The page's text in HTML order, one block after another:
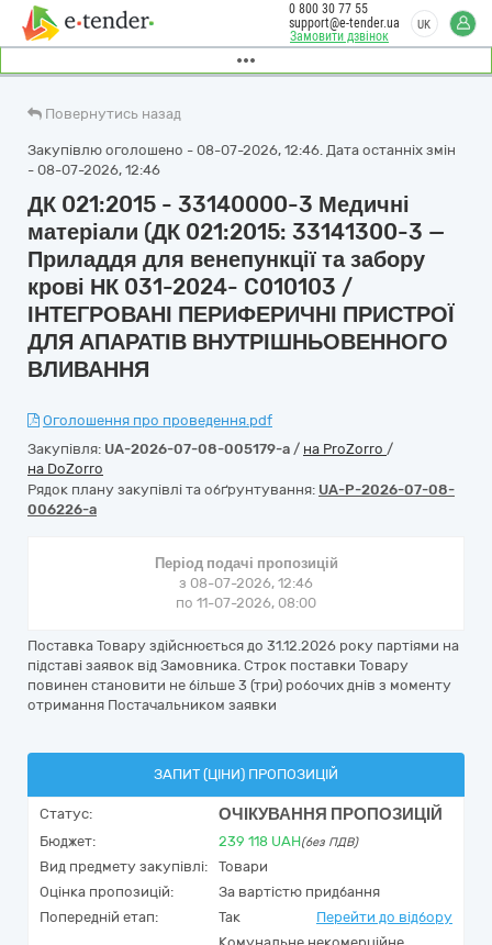
Замовити дзвінок
0 800 30 77 55
support@e-tender.ua
UK
Повернутись назад
Закупівлю оголошено - 08-07-2026, 12:46. Дата останніх змін
- 08-07-2026, 12:46
ДК 021:2015 - 33140000-3 Медичні
матеріали (ДК 021:2015: 33141300-3 —
Приладдя для венепункції та забору
крові НК 031-2024- C010103 /
ІНТЕГРОВАНІ ПЕРИФЕРИЧНІ ПРИСТРОЇ
ДЛЯ АПАРАТІВ ВНУТРІШНЬОВЕННОГО
ВЛИВАННЯ
Оголошення про проведення.pdf
Закупівля: UA-2026-07-08-005179-a / на ProZorro /
на DoZorro
Рядок плану закупівлі та обґрунтування: UA-P-2026-07-08-
006226-a
Період подачі пропозицій
з 08-07-2026, 12:46
по 11-07-2026, 08:00
Поставка Товару здійснюється до 31.12.2026 року партіями на
підставі заявок від Замовника. Строк поставки Товару
повинен становити не більше 3 (три) робочих днів з моменту
отримання Постачальником заявки
ЗАПИТ (ЦІНИ) ПРОПОЗИЦІЙ
Статус: ОЧІКУВАННЯ ПРОПОЗИЦІЙ
Бюджет: 239 118 UAH(без ПДВ)
Вид предмету закупівлі:
Товари
Оцінка пропозицій:
За вартістю придбання
Попередній етап:
Так Перейти до відбору